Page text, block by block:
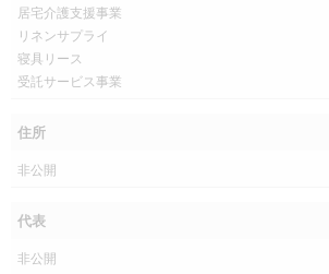
居宅介護支援事業
リネンサプライ
寝具リース
受託サービス事業
住所
非公開
代表
非公開